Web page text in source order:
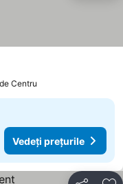
Centru
Vedeți prețurile